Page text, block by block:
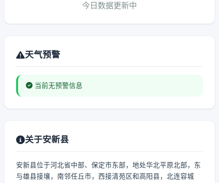
今日数据更新中
天气预警
当前无预警信息
关于安新县
安新县位于河北省中部、保定市东部，地处华北平原北部，东
与雄县接壤，南邻任丘市，西接清苑区和高阳县，北连容城